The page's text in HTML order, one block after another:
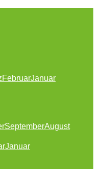
FebruarJanuar
SeptemberAugust
Januar